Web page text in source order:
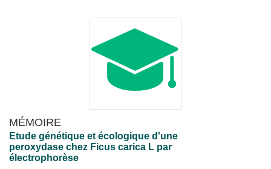
MÉMOIRE
Etude génétique et écologique d'une
peroxydase chez Ficus carica L par
électrophorèse